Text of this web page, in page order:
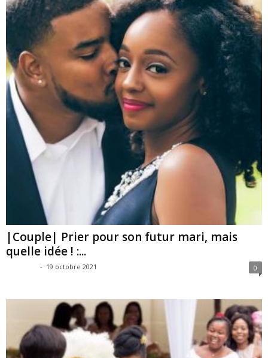
|Couple| Prier pour son futur mari, mais
quelle idée ! :...
- 19 octobre 2021 0